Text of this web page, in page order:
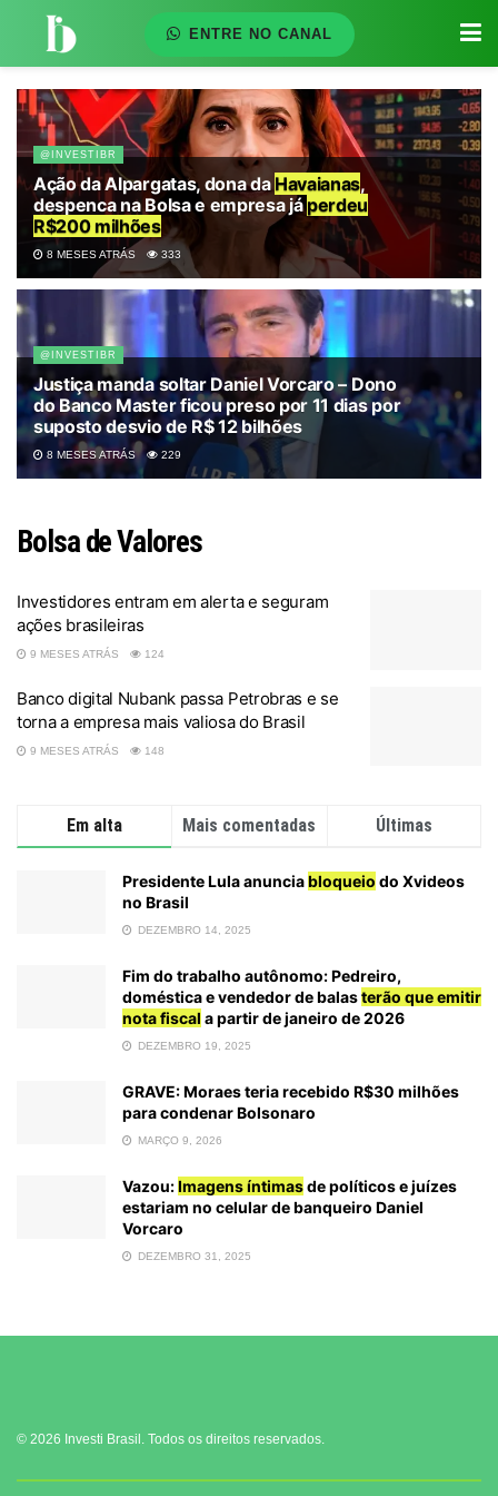
ENTRE NO CANAL
@INVESTIBR
Ação da Alpargatas, dona daHavaianas,
despenca na Bolsa e empresa jáperdeu
R$200 milhões
8 MESES ATRÁS 333
@INVESTIBR
Justiça manda soltar Daniel Vorcaro – Dono
do Banco Master ficou preso por 11 dias por
suposto desvio de R$ 12 bilhões
8 MESES ATRÁS 229
Bolsa de Valores
Investidores entram em alerta e seguram
ações brasileiras
9 MESES ATRÁS 124
Banco digital Nubank passa Petrobras e se
torna a empresa mais valiosa do Brasil
9 MESES ATRÁS 148
Em alta Mais comentadas Últimas
Presidente Lula anunciabloqueio do Xvideos
no Brasil
DEZEMBRO 14, 2025
Fim do trabalho autônomo: Pedreiro,
doméstica e vendedor de balasterão que emitir
nota fiscal a partir de janeiro de 2026
DEZEMBRO 19, 2025
GRAVE: Moraes teria recebido R$30 milhões
para condenar Bolsonaro
MARÇO 9, 2026
Vazou:Imagens íntimasde políticos e juízes
estariam no celular de banqueiro Daniel
Vorcaro
DEZEMBRO 31, 2025
© 2026 Investi Brasil. Todos os direitos reservados.